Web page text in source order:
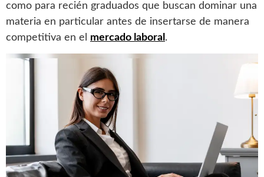
como para recién graduados que buscan dominar una
materia en particular antes de insertarse de manera
competitiva en el mercado laboral .